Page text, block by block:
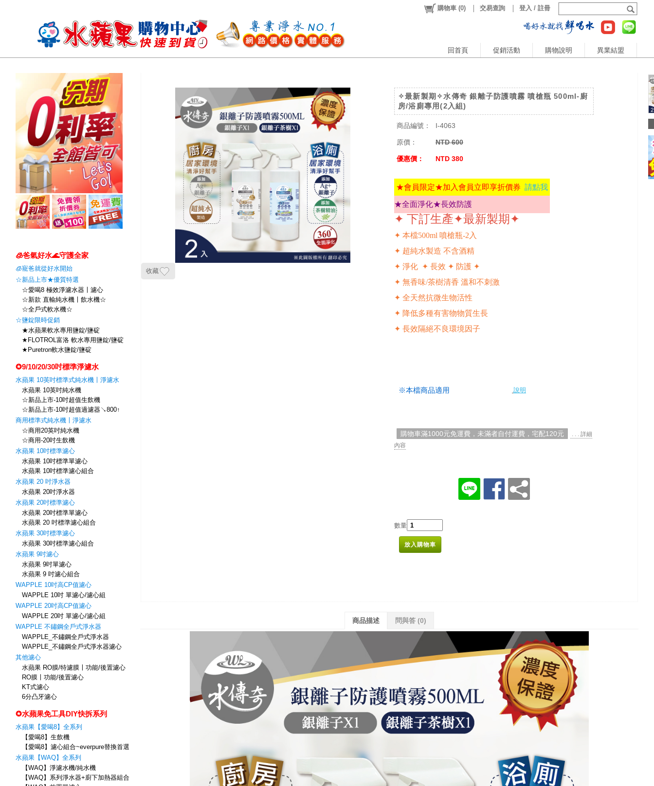
回首頁 促銷活動 購物說明 異業結盟
購物車 (0) 交易查詢 登入 / 註冊
🧊爸氣好水🌊守護全家
🧊寵爸就從好水開始
☆新品上市★優質特選
☆愛喝8 極效淨濾水器〡濾心
☆新款 直輸純水機〡飲水機☆
☆全戶式軟水機☆
☆鹽錠限時促銷
★水蘋果軟水專用鹽錠/鹽碇
★FLOTROL富洛 軟水專用鹽錠/鹽碇
★Puretron軟水鹽錠/鹽碇
✪9/10/20/30吋標準淨濾水
水蘋果 10英吋標準式純水機〡淨濾水
水蘋果 10英吋純水機
☆新品上市-10吋超值生飲機
☆新品上市-10吋超值過濾器↘800↑
商用標準式純水機〡淨濾水
☆商用20英吋純水機
☆商用-20吋生飲機
水蘋果 10吋標準濾心
水蘋果 10吋標準單濾心
水蘋果 10吋標準濾心組合
水蘋果 20 吋淨水器
水蘋果 20吋淨水器
水蘋果 20吋標準濾心
水蘋果 20吋標準單濾心
水蘋果 20 吋標準濾心組合
水蘋果 30吋標準濾心
水蘋果 30吋標準濾心組合
水蘋果 9吋濾心
水蘋果 9吋單濾心
水蘋果 9 吋濾心組合
WAPPLE 10吋高CP值濾心
WAPPLE 10吋 單濾心/濾心組
WAPPLE 20吋高CP值濾心
WAPPLE 20吋 單濾心/濾心組
WAPPLE 不鏽鋼全戶式淨水器
WAPPLE_不鏽鋼全戶式淨水器
WAPPLE_不鏽鋼全戶式淨水器濾心
其他濾心
水蘋果 RO膜/特濾膜〡功能/後置濾心
RO膜〡功能/後置濾心
KT式濾心
6分凸牙濾心
✪水蘋果免工具DIY快拆系列
水蘋果【愛喝8】全系列
【愛喝8】生飲機
【愛喝8】濾心組合~everpure替換首選
水蘋果【WAQ】全系列
【WAQ】淨濾水機/純水機
【WAQ】系列淨水器+廚下加熱器組合
收藏
✧最新製期✧水傳奇 銀離子防護噴霧 噴槍瓶 500ml-廚
房/浴廁專用(2入組)
商品編號： I-4063
原價： NTD 600
優惠價： NTD 380
★會員限定★加入會員立即享折價券 請點我
★全面淨化★長效防護
✦ 下訂生產✦最新製期✦
✦ 本檔500ml 噴槍瓶-2入
✦ 超純水製造 不含酒精
✦ 淨化 ✦ 長效 ✦ 防護 ✦
✦ 無香味/茶樹清香 溫和不刺激
✦ 全天然抗微生物活性
✦ 降低多種有害物物質生長
✦ 長效隔絕不良環境因子
※本檔商品適用 說明
購物車滿1000元免運費，未滿者自付運費，宅配120元
. . . 詳細
內容
數量
放入購物車
商品描述 問與答 (0)